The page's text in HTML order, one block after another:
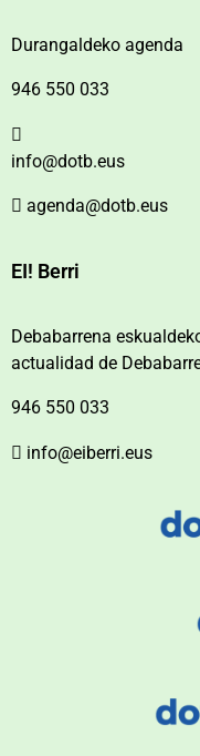
Durangaldeko agenda
946 550 033
info@dotb.eus
agenda@dotb.eus
EI! Berri
Debabarrena
actualidad de
946 550 033
info@eiberri.eus